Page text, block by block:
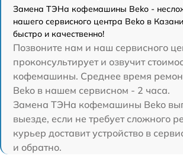
Замена ТЭНа кофемашины Beko -
нашего сервисного центра Beko в
быстро и качественно!
Позвоните нам и наш сервисного
проконсультирует и озвучит
кофемашины. Среднее время
Beko в нашем сервисном - 2 часа.
Замена ТЭНа кофемашины Beko
выезде, если не требует сложного
курьер доставит устройство в
и обратно.